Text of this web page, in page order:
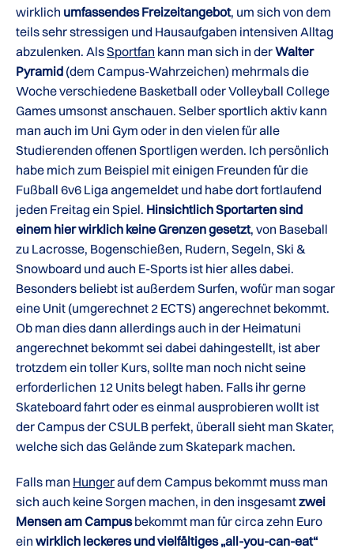
wirklich umfassendes Freizeitangebot, um sich von dem
teils sehr stressigen und Hausaufgaben intensiven Alltag
abzulenken. AlsSportfan kann man sich in derWalter
Pyramid (dem Campus-Wahrzeichen) mehrmals die
Woche verschiedene Basketball oder Volleyball College
Games umsonst anschauen. Selber sportlich aktiv kann
man auch im Uni Gym oder in den vielen für alle
Studierenden offenen Sportligen werden. Ich persönlich
habe mich zum Beispiel mit einigen Freunden für die
Fußball 6v6 Liga angemeldet und habe dort fortlaufend
jeden Freitag ein Spiel. Hinsichtlich Sportarten sind
einem hier wirklich keine Grenzen gesetzt, von Baseball
zu Lacrosse, Bogenschießen, Rudern, Segeln, Ski &
Snowboard und auch E-Sports ist hier alles dabei.
Besonders beliebt ist außerdem Surfen, wofür man sogar
eine Unit (umgerechnet 2 ECTS) angerechnet bekommt.
Ob man dies dann allerdings auch in der Heimatuni
angerechnet bekommt sei dabei dahingestellt, ist aber
trotzdem ein toller Kurs, sollte man noch nicht seine
erforderlichen 12 Units belegt haben. Falls ihr gerne
Skateboard fahrt oder es einmal ausprobieren wollt ist
der Campus der CSULB perfekt, überall sieht man Skater,
welche sich das Gelände zum Skatepark machen.
Falls man Hungerauf dem Campus bekommt muss man
sich auch keine Sorgen machen, in den insgesamtzwei
Mensen am Campus bekommt man für circa zehn Euro
ein wirklich leckeres und vielfältiges „all-you-can-eat“